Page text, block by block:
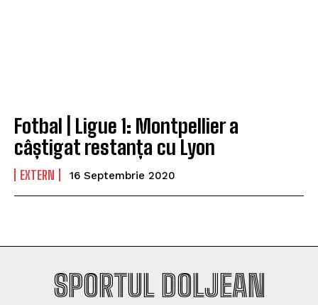
Fotbal | Ligue 1: Montpellier a
câștigat restanța cu Lyon
EXTERN 16 Septembrie 2020
SPORTUL DOLJEAN